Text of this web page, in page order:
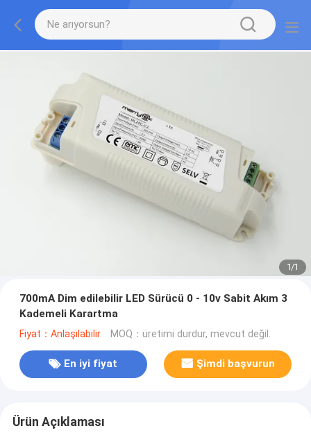
1/1
700mA Dim edilebilir LED Sürücü 0 - 10v Sabit Akım 3
Kademeli Karartma
Fiyat：Anlaşılabilir MOQ：üretimi durdur, mevcut değil.
En iyi fiyat Şimdi başvurun
Ürün Açıklaması